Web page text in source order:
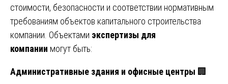
стоимости, безопасности и соответствии нормативным
требованиям объектов капитального строительства
компании. Объектами экспертизы для
компании могут быть:
Административные здания и офисные центры 🏢